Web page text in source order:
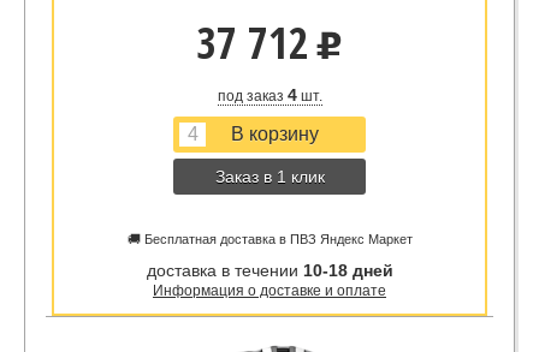
37 712 u
под заказ 4шт.
Заказ в 1 клик
🚚 Бесплатная доставка в ПВЗ Яндекс Маркет
доставка в течении 10-18 дней
Информация о доставке и оплате